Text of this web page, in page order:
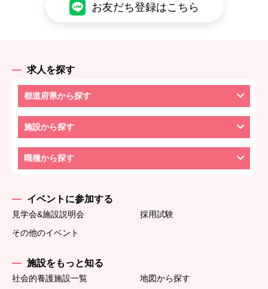
お友だち登録はこちら
求人を探す
都道府県から探す
施設から探す
職種から探す
イベントに参加する
見学会&施設説明会
採用試験
その他のイベント
施設をもっと知る
社会的養護施設一覧
地図から探す